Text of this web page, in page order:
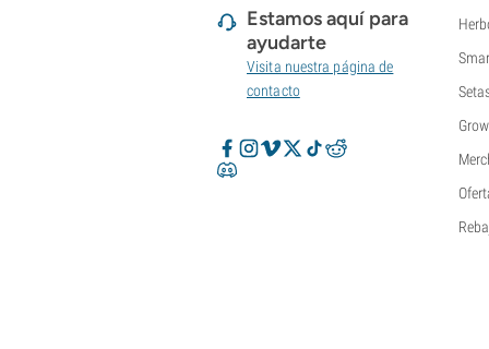
Estamos aquí para
ayudarte
Visita nuestra página de
contacto